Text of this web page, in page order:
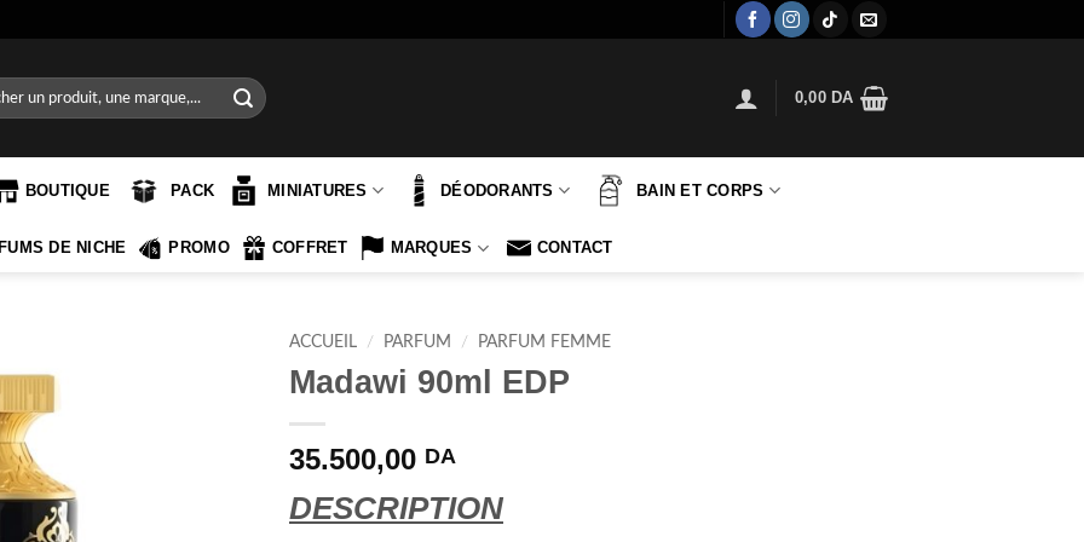
0,00 DA
BOUTIQUE PACK MINIATURES DÉODORANTS BAIN ET CORPS
DE NICHE PROMO COFFRET MARQUES CONTACT
ACCUEIL / PARFUM / PARFUM FEMME
Madawi 90ml EDP
35.500,00 DA
DESCRIPTION